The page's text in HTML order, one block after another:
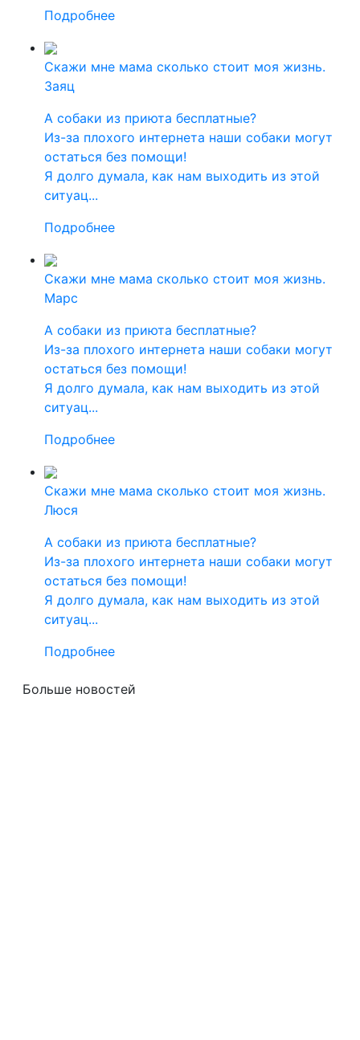
Подробнее
Скажи мне мама сколько стоит моя жизнь.
Заяц
А собаки из приюта бесплатные?
Из-за плохого интернета наши собаки могут
остаться без помощи!
Я долго думала, как нам выходить из этой
ситуац...
Подробнее
Скажи мне мама сколько стоит моя жизнь.
Марс
А собаки из приюта бесплатные?
Из-за плохого интернета наши собаки могут
остаться без помощи!
Я долго думала, как нам выходить из этой
ситуац...
Подробнее
Скажи мне мама сколько стоит моя жизнь.
Люся
А собаки из приюта бесплатные?
Из-за плохого интернета наши собаки могут
остаться без помощи!
Я долго думала, как нам выходить из этой
ситуац...
Подробнее
Больше новостей